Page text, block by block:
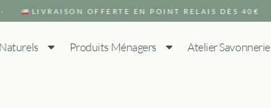
OFFERTE EN POINT RELAIS DÈS 40€ ·
Produits Ménagers Atelier Savonnerie